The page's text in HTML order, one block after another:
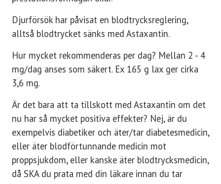
Djurförsök har påvisat en blodtrycksreglering,
alltså blodtrycket sänks med Astaxantin.
Hur mycket rekommenderas per dag? Mellan 2 - 4
mg/dag anses som säkert. Ex 165 g lax ger cirka
3,6 mg.
Är det bara att ta tillskott med Astaxantin om det
nu har så mycket positiva effekter? Nej, är du
exempelvis diabetiker och äter/tar diabetesmedicin,
eller äter blodförtunnande medicin mot
proppsjukdom, eller kanske äter blodtrycksmedicin,
då SKA du prata med din läkare innan du tar